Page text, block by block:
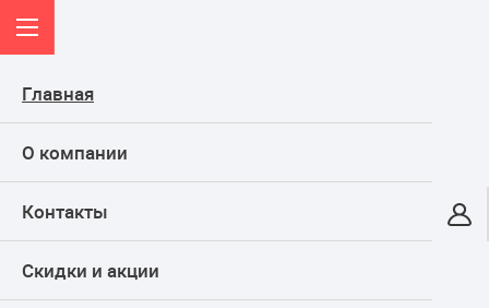
Главная
О компании
Контакты
Скидки и акции
Онлайн-гипермаркет
КАТАЛОГ